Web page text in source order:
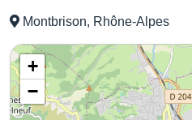
Montbrison, Rhône-Alpes
+
−